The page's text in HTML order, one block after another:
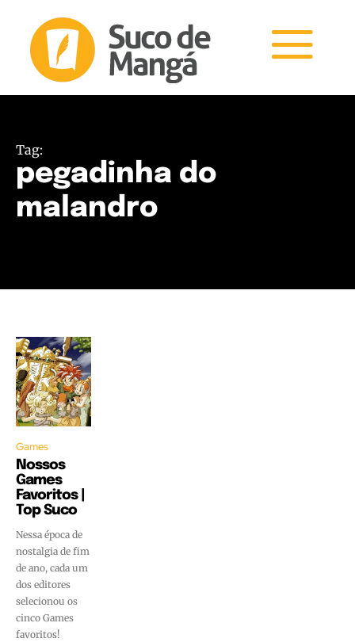
Tag:
pegadinha do
malandro
Games
Nossos
Games
Favoritos |
Top Suco
Nessa época de
nostalgia de fim
de ano, cada um
dos editores
selecionou os
cinco Games
favoritos!